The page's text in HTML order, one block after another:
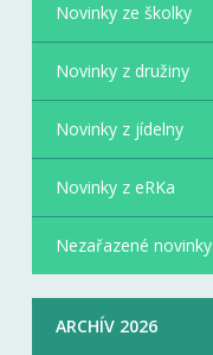
Novinky ze školky
Novinky z družiny
Novinky z jídelny
Novinky z eRKa
Nezařazené novinky
ARCHÍV 2026